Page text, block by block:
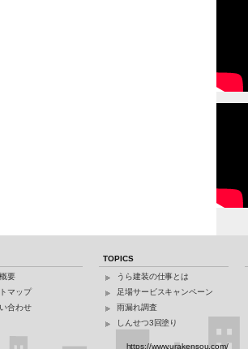
要
マップ
合わせ
TOPICS
うら建装の仕事とは
足場サービスキャンペーン
雨漏れ調査
しんせつ3回塗り
https://www.urakensou.com/